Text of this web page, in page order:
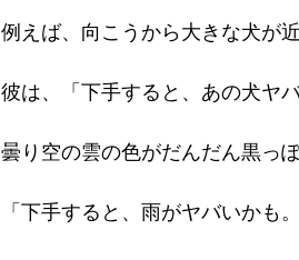
例えば、向こうから大きな犬が
彼は、「下手すると、あの犬ヤ
曇り空の雲の色がだんだん黒っ
「下手すると、雨がヤバいかも。